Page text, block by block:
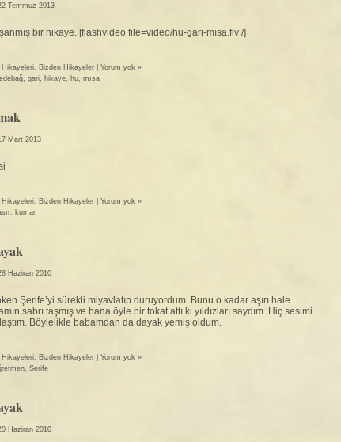
Temmuz 2013
bir hikaye. [flashvideo file=video/hu-gari-mısa.flv /]
Hikayeleri, Bizden Hikayeler
Yorum yok »
, gari, hikaye, hu, mısa
Mart 2013
Hikayeleri, Bizden Hikayeler
Yorum yok »
, kumar
Haziran 2010
Şerife’yi sürekli miyavlatıp duruyordum. Bunu o kadar aşırı hale
sabrı taşmış ve bana öyle bir tokat attı ki yıldızları saydım. Hiç sesimi
Böylelikle babamdan da dayak yemiş oldum.
Hikayeleri, Bizden Hikayeler
Yorum yok »
, Şerife
Haziran 2010